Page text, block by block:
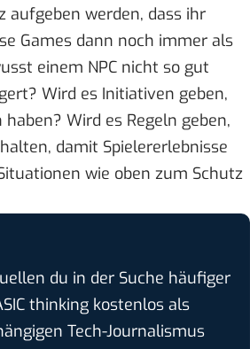
aufgeben werden, dass ihr
Games dann noch immer als
einem NPC nicht so gut
Wird es Initiativen geben,
Wird es Regeln geben,
damit Spielererlebnisse
wie oben zum Schutz
du in der Suche häufiger
thinking kostenlos als
Tech-Journalismus